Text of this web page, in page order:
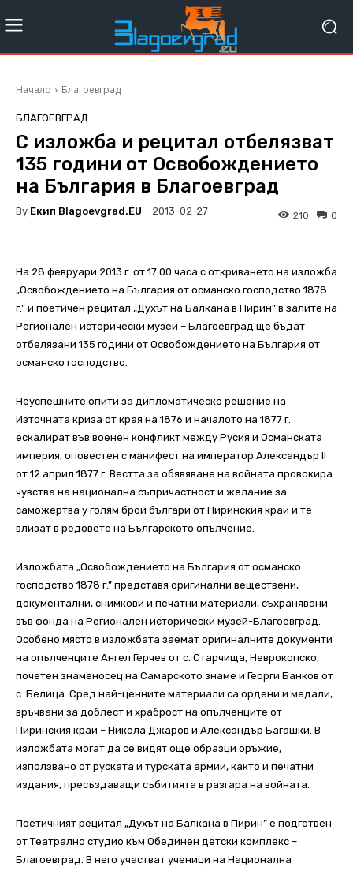
Начало Благоевград
БЛАГОЕВГРАД
С изложба и рецитал отбелязват
135 години от Освобождението
на България в Благоевград
By Екип Blagoevgrad.EU 2013-02-27 0
210
На 28 февруари 2013 г. от 17:00 часа с откриването на изложба
„Освобождението на България от османско господство 1878
г.” и поетичен рецитал „Духът на Балкана в Пирин” в залите на
Регионален исторически музей – Благоевград ще бъдат
отбелязани 135 години от Освобождението на България от
османско господство.
Неуспешните опити за дипломатическо решение на
Източната криза от края на 1876 и началото на 1877 г.
ескалират във военен конфликт между Русия и Османската
империя, оповестен с манифест на император Александър II
от 12 април 1877 г. Вестта за обявяване на войната провокира
чувства на национална съпричастност и желание за
саможертва у голям брой българи от Пиринския край и те
влизат в редовете на Българското опълчение.
Изложбата „Освобождението на България от османско
господство 1878 г.” представя оригинални веществени,
документални, снимкови и печатни материали, съхранявани
във фонда на Регионален исторически музей-Благоевград.
Особено място в изложбата заемат оригиналните документи
на опълченците Ангел Герчев от с. Старчища, Неврокопско,
почетен знаменосец на Самарското знаме и Георги Банков от
с. Белица. Сред най-ценните материали са ордени и медали,
връчвани за доблест и храброст на опълченците от
Пиринския край – Никола Джаров и Александър Багашки. В
изложбата могат да се видят още образци оръжие,
използвано от руската и турската армии, както и печатни
издания, пресъздаващи събитията в разгара на войната.
Поетичният рецитал „Духът на Балкана в Пирин” е подготвен
от Театрално студио към Обединен детски комплекс –
Благоевград. В него участват ученици на Национална